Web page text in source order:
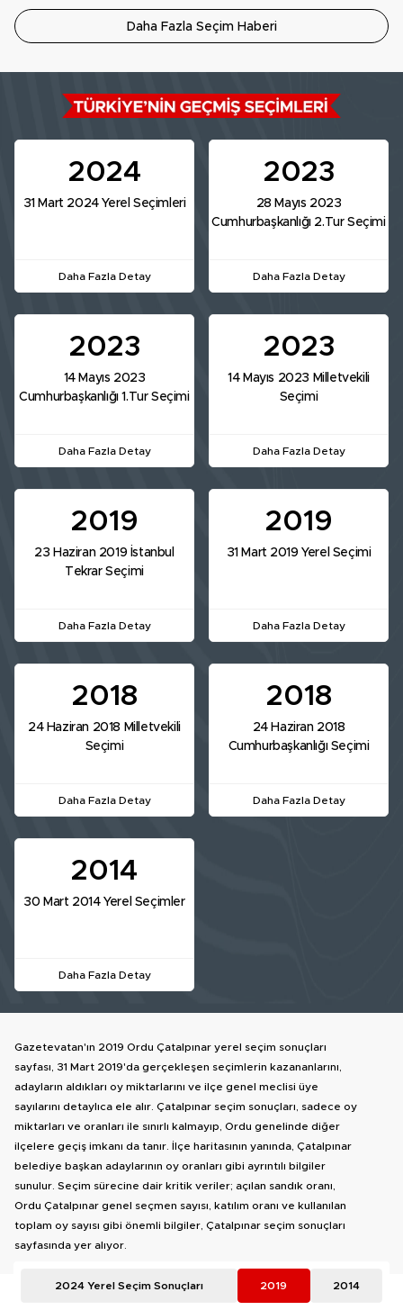
Daha Fazla Seçim Haberi
2024
31 Mart 2024 Yerel Seçimleri
Daha Fazla Detay
2023
28 Mayıs 2023
Cumhurbaşkanlığı 2.Tur Seçimi
Daha Fazla Detay
2023
14 Mayıs 2023
Cumhurbaşkanlığı 1.Tur Seçimi
Daha Fazla Detay
2023
14 Mayıs 2023 Milletvekili
Seçimi
Daha Fazla Detay
2019
23 Haziran 2019 İstanbul
Tekrar Seçimi
Daha Fazla Detay
2019
31 Mart 2019 Yerel Seçimi
Daha Fazla Detay
2018
24 Haziran 2018 Milletvekili
Seçimi
Daha Fazla Detay
2018
24 Haziran 2018
Cumhurbaşkanlığı Seçimi
Daha Fazla Detay
2014
30 Mart 2014 Yerel Seçimler
Daha Fazla Detay
Gazetevatan'ın 2019 Ordu Çatalpınar yerel seçim sonuçları
sayfası, 31 Mart 2019'da gerçekleşen seçimlerin kazananlarını,
adayların aldıkları oy miktarlarını ve ilçe genel meclisi üye
sayılarını detaylıca ele alır. Çatalpınar seçim sonuçları, sadece oy
miktarları ve oranları ile sınırlı kalmayıp, Ordu genelinde diğer
ilçelere geçiş imkanı da tanır. İlçe haritasının yanında, Çatalpınar
belediye başkan adaylarının oy oranları gibi ayrıntılı bilgiler
sunulur. Seçim sürecine dair kritik veriler; açılan sandık oranı,
Ordu Çatalpınar genel seçmen sayısı, katılım oranı ve kullanılan
toplam oy sayısı gibi önemli bilgiler, Çatalpınar seçim sonuçları
sayfasında yer alıyor.
2024 Yerel Seçim Sonuçları 2019 2014